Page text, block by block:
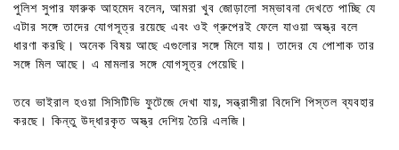
পুলিশ সুপার ফারুক আহমেদ বলেন, আমরা খুব জোড়ালো সম্ভাবনা দেখতে পাচ্ছি যে
এটার সঙ্গে তাদের যোগসূত্র রয়েছে এবং ওই গ্রুপেরই ফেলে যাওয়া অস্ত্র বলে
ধারণা করছি। অনেক বিষয় আছে এগুলোর সঙ্গে মিলে যায়। তাদের যে পোশাক তার
সঙ্গে মিল আছে। এ মামলার সঙ্গে যোগসূত্র পেয়েছি।
তবে ভাইরাল হওয়া সিসিটিভি ফুটেজে দেখা যায়, সন্ত্রাসীরা বিদেশি পিস্তল ব্যবহার
করছে। কিন্তু উদ্ধারকৃত অস্ত্র দেশিয় তৈরি এলজি।